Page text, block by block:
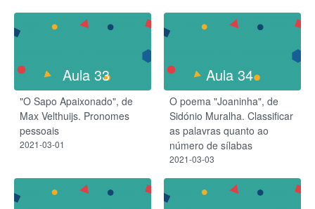
Aula 33
"O Sapo Apaixonado", de
Max Velthuijs. Pronomes
pessoais
2021-03-01
Aula 34
O poema "Joaninha", de
Sidónio Muralha. Classificar
as palavras quanto ao
número de sílabas
2021-03-03